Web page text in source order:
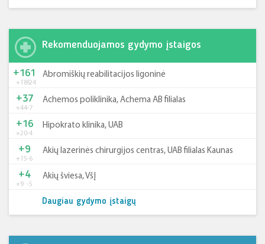
Rekomenduojamos gydymo įstaigos
+185-24
+161 Abromiškių reabilitacijos ligoninė
+44-7
+37 Achemos poliklinika, Achema AB filialas
+20-4
+16 Hipokrato klinika, UAB
+15-6
+9 Akių lazerinės chirurgijos centras, UAB filialas Kaunas
+9 -5
+4 Akių šviesa, VšĮ
Daugiau gydymo įstaigų